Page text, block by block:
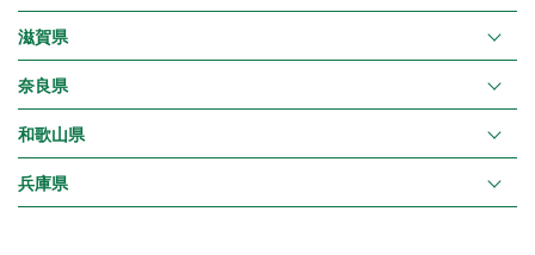
滋賀県
奈良県
和歌山県
兵庫県